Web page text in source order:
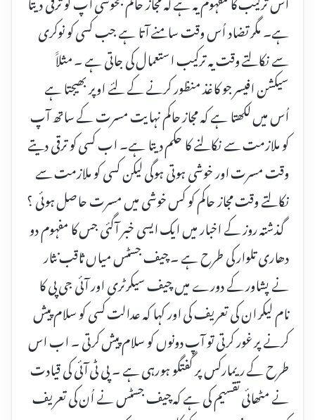
ہے۔ مگر تضاد اُس وقت سامنے آتا ہے جب کسی کو نوکری
سے نکالتے وقت یہ ترکیب استعمال کی جاتی ہے ۔ مثلاََ
سیکشن افیسر جو کاغذ منظور کرنے کے لئے اوپر بھیجتا ہے
اُس میں لکھتا ہے کہ مجاز حاکم نہایت مسرت کے ساتھ آپ
کو ملازمت سے نکالنے کا حکم دیتا ہے۔ اب کسی کو ترقی دیتے
وقت مسرت اور خوشی ہوتی ہوگی لیکن کسی کو ملازمت سے
نکالتے وقت مجاز حاکم کو کس خوشی میں مسرت حاصل ہوئی ؟
گذشتہ روز کے اخبار میں ایک ایسی خبر آگئی جس کا مفہوم دو
دھاری تلوار کی طرح ہے ۔ چیف جسٹس میاں ثاقب نثار
نے پشاور کے دورے میں چیف سیکرٹری اور آئی جی پی کا
نام لیکر ان کی تعریف کی اور کہا کہ عدالت کسی کو سلام پیش
کرنے پر غور کرتی تو آپ دونوں کو سلام پیش کرتی ۔ اب اس
طرح کے ریمارکس پر گفتگو ہورہی ہے ۔ پی ٹی آئی کی قیادت
نے مٹھائی تقسیم کی ہے کہ چیف جسٹس نے اُن کی تعریف